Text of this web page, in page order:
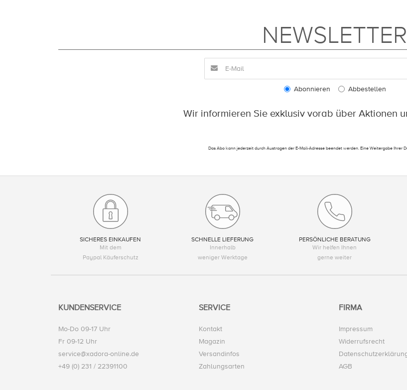
NEWSLETTER
Abonnieren Abbestellen
Wir informieren Sie exklusiv vorab über Aktionen
Das Abo kann jederzeit durch Austragen der E-Mail-Adresse beendet werden. Eine Weitergabe Ihrer
SICHERES EINKAUFEN
Mit dem
Paypal Käuferschutz
SCHNELLE LIEFERUNG
Innerhalb
weniger Werktage
PERSÖNLICHE BERATUNG
Wir helfen Ihnen
gerne weiter
KUNDENSERVICE
Mo-Do 09-17 Uhr
Fr 09-12 Uhr
service@xadora-online.de
+49 (0) 231 / 22391100
SERVICE
Kontakt
Magazin
Versandinfos
Zahlungsarten
FIRMA
Impressum
Widerrufsrecht
AGB